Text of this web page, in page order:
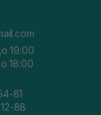
19:00
18:00
81
88